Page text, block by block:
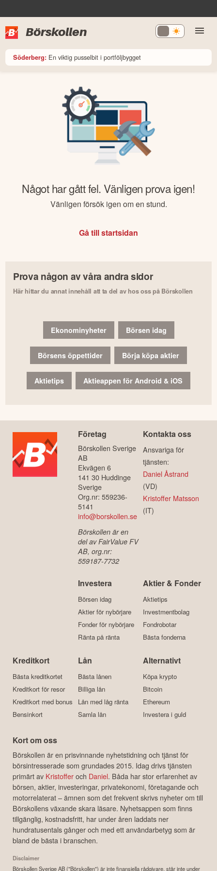
Börskollen
Söderberg: En viktig pusselbit i portföljbygget
Något har gått fel. Vänligen prova igen!
Vänligen försök igen om en stund.
Gå till startsidan
Prova någon av våra andra sidor
Här hittar du annat innehåll att ta del av hos oss på Börskollen
Ekonominyheter Börsen idag
Börsens öppettider Börja köpa aktier
Aktietips Aktieappen för Android & iOS
Företag
Börskollen Sverige
AB
Ekvägen 6
141 30 Huddinge
Sverige
Org.nr: 559236-
5141
info@borskollen.se
Börskollen är en
del av FairValue FV
AB, org.nr:
559187-7732
Kontakta oss
Ansvariga för
tjänsten:
Daniel Åstrand
(VD)
Kristoffer Matsson
(IT)
Investera
Börsen idag
Aktier för nybörjare
Fonder för nybörjare
Ränta på ränta
Aktier & Fonder
Aktietips
Investmentbolag
Fondrobotar
Bästa fonderna
Kreditkort
Bästa kreditkortet
Kreditkort för resor
Kreditkort med bonus
Bensinkort
Lån
Bästa lånen
Billiga lån
Lån med låg ränta
Samla lån
Alternativt
Köpa krypto
Bitcoin
Ethereum
Investera i guld
Kort om oss
Börskollen är en prisvinnande nyhetstidning och tjänst för
börsintresserade som grundades 2015. Idag drivs tjänsten
primärt av Kristofferoch Daniel. Båda har stor erfarenhet av
börsen, aktier, investeringar, privatekonomi, företagande och
motorrelaterat – ämnen som det frekvent skrivs nyheter om till
Börskollens växande skara läsare. Nyhetsappen som finns
tillgänglig, kostnadsfritt, har under åren laddats ner
hundratusentals gånger och med ett användarbetyg som är
bland de bästa i branschen.
Disclaimer
Börskollen Sverige AB ("Börskollen") är inte finansiella rådgivare, står inte under